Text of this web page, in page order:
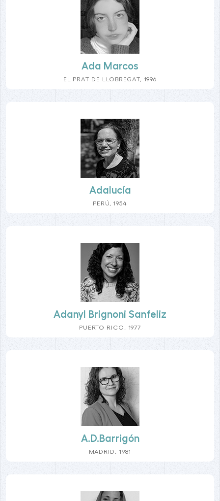
Ada Marcos
EL PRAT DE LLOBREGAT, 1996
Adalucía
PERÚ, 1954
Adanyl Brignoni Sanfeliz
PUERTO RICO, 1977
A.D.Barrigón
MADRID, 1981